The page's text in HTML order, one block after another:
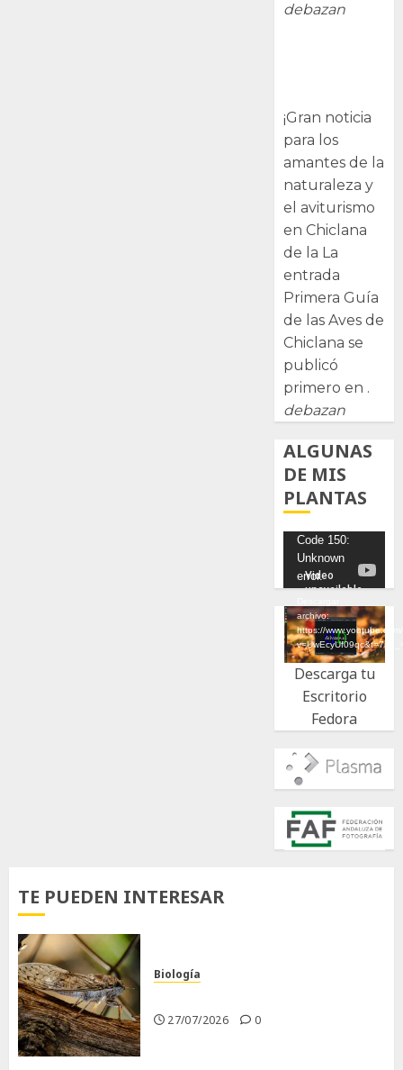
debazan
¡Gran noticia
para los
amantes de la
naturaleza y
el aviturismo
en Chiclana
de la La
entrada
Primera Guía
de las Aves de
Chiclana se
publicó
primero en .
debazan
ALGUNAS
DE MIS
PLANTAS
Reproductor
de
vídeo
Code 150:
Unknown
error.
archivo:
https://
Descarga tu
Escritorio
Fedora
TE PUEDEN INTERESAR
Biología
27/07/2026 0